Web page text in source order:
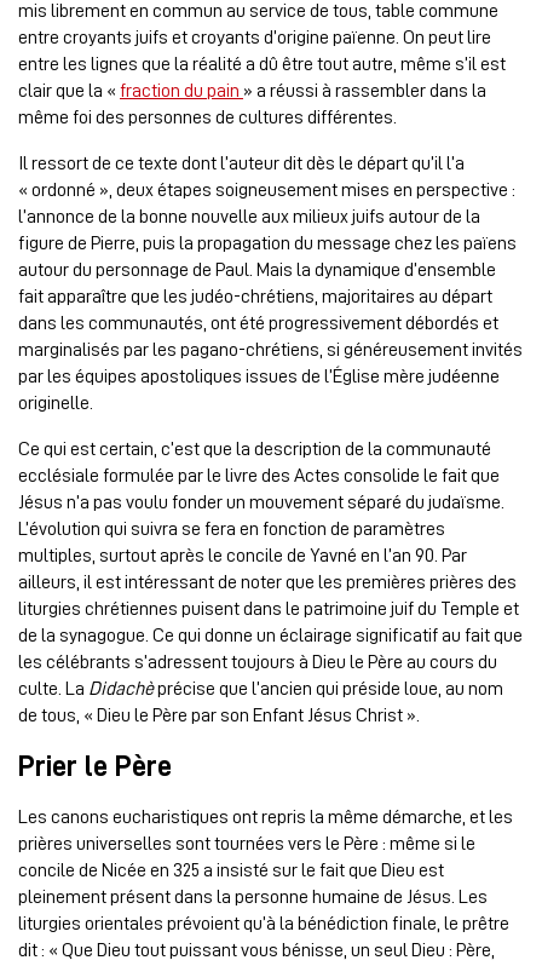
mis librement en commun au service de tous, table commune
entre croyants juifs et croyants d’origine païenne. On peut lire
entre les lignes que la réalité a dû être tout autre, même s’il est
clair que la « fraction du pain » a réussi à rassembler dans la
même foi des personnes de cultures différentes.
Il ressort de ce texte dont l’auteur dit dès le départ qu’il l’a
« ordonné », deux étapes soigneusement mises en perspective :
l’annonce de la bonne nouvelle aux milieux juifs autour de la
figure de Pierre, puis la propagation du message chez les païens
autour du personnage de Paul. Mais la dynamique d’ensemble
fait apparaître que les judéo-chrétiens, majoritaires au départ
dans les communautés, ont été progressivement débordés et
marginalisés par les pagano-chrétiens, si généreusement invités
par les équipes apostoliques issues de l’Église mère judéenne
originelle.
Ce qui est certain, c’est que la description de la communauté
ecclésiale formulée par le livre des Actes consolide le fait que
Jésus n’a pas voulu fonder un mouvement séparé du judaïsme.
L’évolution qui suivra se fera en fonction de paramètres
multiples, surtout après le concile de Yavné en l’an 90. Par
ailleurs, il est intéressant de noter que les premières prières des
liturgies chrétiennes puisent dans le patrimoine juif du Temple et
de la synagogue. Ce qui donne un éclairage significatif au fait que
les célébrants s’adressent toujours à Dieu le Père au cours du
culte. La Didachèprécise que l’ancien qui préside loue, au nom
de tous, « Dieu le Père par son Enfant Jésus Christ ».
Prier le Père
Les canons eucharistiques ont repris la même démarche, et les
prières universelles sont tournées vers le Père : même si le
concile de Nicée en 325 a insisté sur le fait que Dieu est
pleinement présent dans la personne humaine de Jésus. Les
liturgies orientales prévoient qu’à la bénédiction finale, le prêtre
dit : « Que Dieu tout puissant vous bénisse, un seul Dieu : Père,